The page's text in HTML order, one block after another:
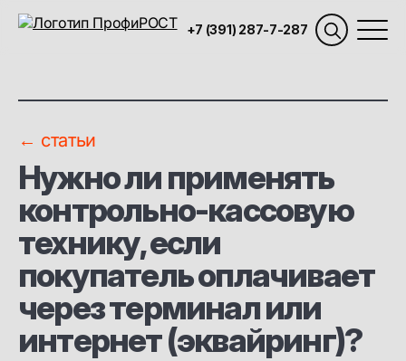
+7 (391) 287-7-287
← статьи
Нужно ли применять
контрольно-кассовую
технику, если
покупатель оплачивает
через терминал или
интернет (эквайринг)?